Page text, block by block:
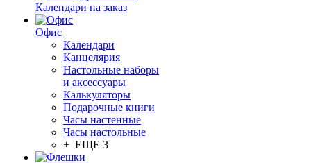
Календари на заказ
Офис
Календари
Канцелярия
Настольные наборы
и аксессуары
Калькуляторы
Подарочные книги
Часы настенные
Часы настольные
+ ЕЩЕ 3